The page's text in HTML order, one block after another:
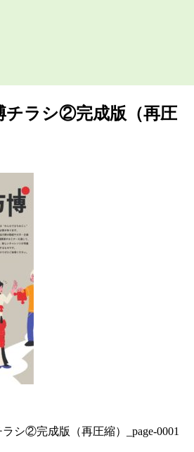
チラシ②完成版（再圧
シ②完成版（再圧縮）_page-0001